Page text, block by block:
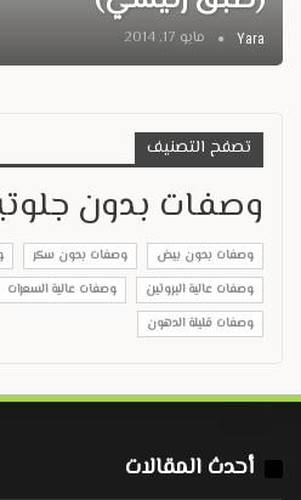
Yara مايو 17, 2014
تصفح التصنيف
وصفات بدون
وصفات بدون بيض وصفات بدون سكر
وصفات عالية البروتين
وصفات عالية السعرات
وصفات قليلة الدهون
أحدث المقالات